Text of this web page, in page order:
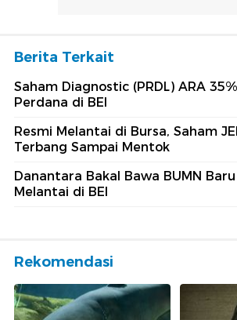
Berita Terkait
Saham Diagnostic (PRDL) ARA
Perdana di BEI
Resmi Melantai di Bursa, Saham
Terbang Sampai Mentok
Danantara Bakal Bawa BUMN
Melantai di BEI
Rekomendasi